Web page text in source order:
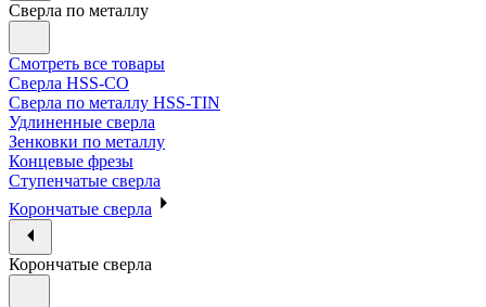
Сверла по металлу
Смотреть все товары
Сверла HSS-CO
Сверла по металлу HSS-TIN
Удлиненные сверла
Зенковки по металлу
Концевые фрезы
Ступенчатые сверла
Корончатые сверла
Корончатые сверла